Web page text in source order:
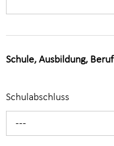
Schule, Ausbildung, Beruf
Schulabschluss
---